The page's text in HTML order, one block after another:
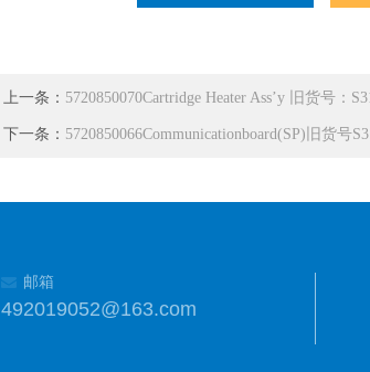
上一条： 5720850070Cartridge Heater Ass’y 旧货号：
下一条： 5720850066Communicationboard(SP)旧货号
邮箱
492019052@163.com